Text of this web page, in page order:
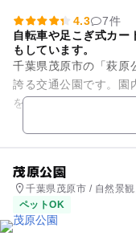
4.3
7件
自転車や足こぎ式カー
もしています。
千葉県茂原市の「萩原
誇る交通公園です。園
を配置しており、自転
出し）で楽しく走り回
茂原公園
千葉県茂原市 / 自然景
ペットOK